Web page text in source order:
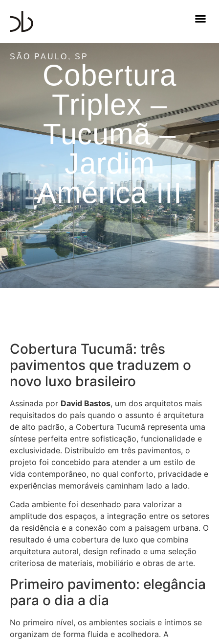
SÃO PAULO, SP
Cobertura
Triplex –
Tucumã –
Jardim
América III
Cobertura Tucumã: três
pavimentos que traduzem o
novo luxo brasileiro
Assinada por David Bastos, um dos arquitetos mais
requisitados do país quando o assunto é arquitetura
de alto padrão, a Cobertura Tucumã representa uma
síntese perfeita entre sofisticação, funcionalidade e
exclusividade. Distribuído em três pavimentos, o
projeto foi concebido para atender a um estilo de
vida contemporâneo, no qual conforto, privacidade e
experiências memoráveis caminham lado a lado.
Cada ambiente foi desenhado para valorizar a
amplitude dos espaços, a integração entre os setores
da residência e a conexão com a paisagem urbana. O
resultado é uma cobertura de luxo que combina
arquitetura autoral, design refinado e uma seleção
criteriosa de materiais, mobiliário e obras de arte.
Primeiro pavimento: elegância
para o dia a dia
No primeiro nível, os ambientes sociais e íntimos se
organizam de forma fluida e acolhedora. A